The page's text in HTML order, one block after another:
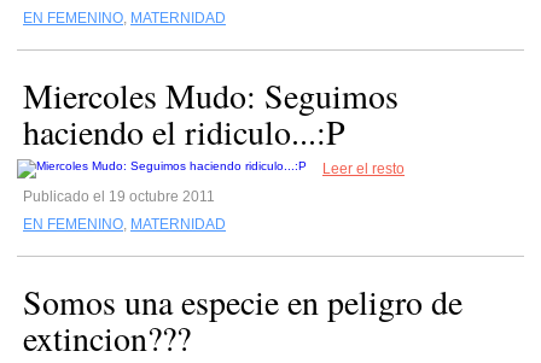
EN FEMENINO, MATERNIDAD
Miercoles Mudo: Seguimos
haciendo el ridiculo...:P
Leer el resto
Publicado el 19 octubre 2011
EN FEMENINO, MATERNIDAD
Somos una especie en peligro de
extincion???